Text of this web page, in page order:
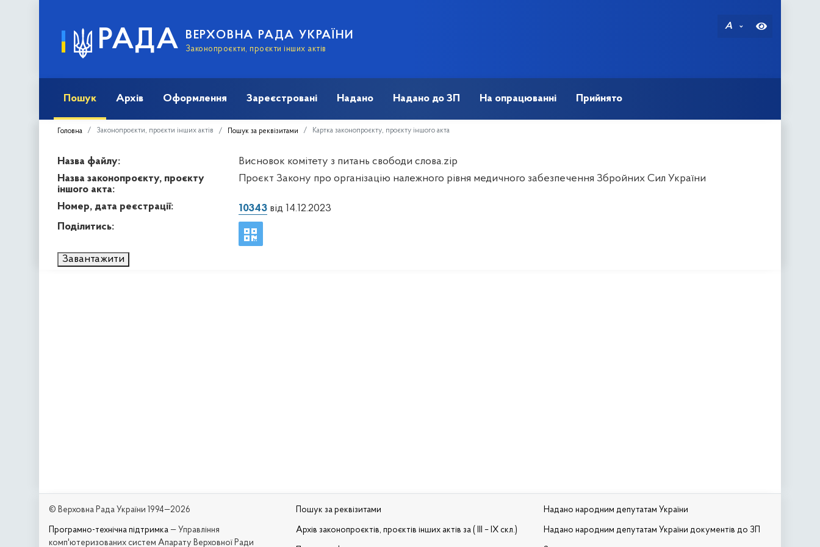
РАДА ВЕРХОВНА РАДА УКРАЇНИ
Законопроєкти, проєкти інших актів
A
Пошук Архів Оформлення Зареєстровані Надано Надано до ЗП На опрацюванні Прийнято
Головна Законопроєкти, проєкти інших актів Пошук за реквізитами Картка законопроєкту, проєкту іншого акта
Назва файлу:
Висновок комітету з питань свободи слова.zip
Назва законопроєкту, проєкту
іншого акта:
Проєкт Закону про організацію належного рівня медичного забезпечення Збройних Сил України
Номер, дата реєстрації: 10343від 14.12.2023
Поділитись:
Завантажити
© Верховна Рада України 1994—2026
Програмно-технічна підтримка — Управління
комп'ютеризованих систем Апарату Верховної Ради
Пошук за реквізитами
Архів законопроєктів, проєктів інших актів за ( III – IX скл.)
Надано народним депутатам України
Надано народним депутатам України документів до ЗП